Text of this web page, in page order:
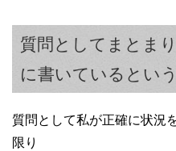
質問としてまとま
に書いているとい
質問として私が正確に状況
限り